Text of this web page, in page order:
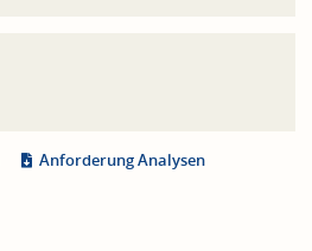
Anforderung Analysen